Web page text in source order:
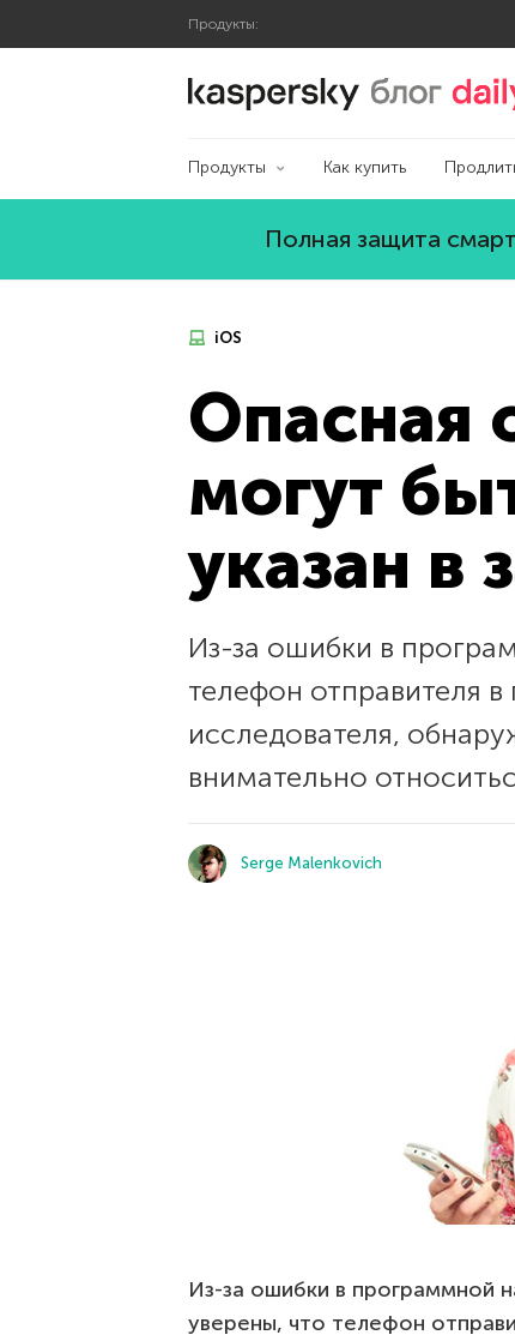
Продукты:
Блог
Продукты Как купить
Полная защита
iOS
Опасная
могут
указан в
Из-за ошибки в
телефон отправителя
исследователя,
внимательно
Serge Malenkovich
Из-за ошибки в программной
уверены, что телефон